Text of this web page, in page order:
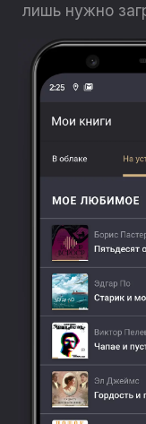
лишь нужно